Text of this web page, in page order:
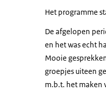
Het programme
De afgelopen
en het was echt
Mooie
groepjes uiteen
m.b.t. het maken